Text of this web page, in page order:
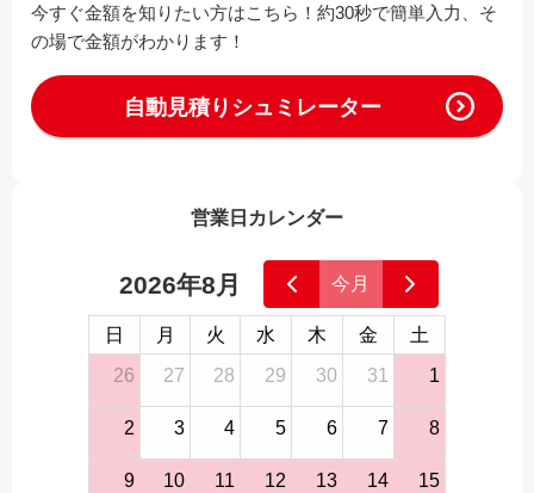
今すぐ金額を知りたい方はこちら！約30秒で簡単入力、そ
の場で金額がわかります！
自動見積りシュミレーター
営業日カレンダー
2026年8月 今月
日 月 火 水 木 金
土
26
27 28 29 30 31 1
2 3 4 5 6 7 8
9 10 11 12 13 14 15